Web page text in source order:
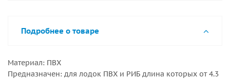
Подробнее о товаре
Материал: ПВХ
Предназначен: для лодок ПВХ и РИБ длина которых от 4.3